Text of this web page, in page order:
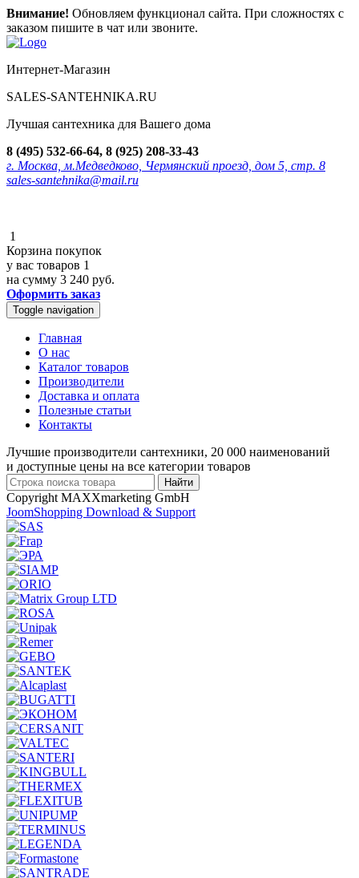
Внимание! Обновляем функционал сайта. При сложностях с
заказом пишите в чат или звоните.
Интернет-Магазин
SALES-SANTEHNIKA.RU
Лучшая сантехника для Вашего дома
8 (495) 532-66-64, 8 (925) 208-33-43
г. Москва, м.Медведково, Чермянский проезд, дом 5, стр. 8
sales-santehnika@mail.ru
1
Корзина покупок
у вас товаров 1
на сумму 3 240 руб.
Оформить заказ
Toggle navigation
Главная
О нас
Каталог товаров
Производители
Доставка и оплата
Полезные статьи
Контакты
Лучшие производители сантехники, 20 000 наименований
и доступные цены на все категории товаров
Copyright MAXXmarketing GmbH
JoomShopping Download & Support